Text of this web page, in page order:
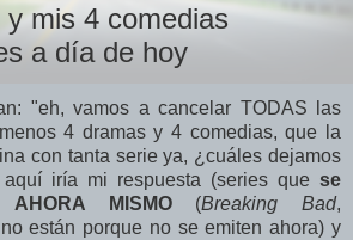
mis 4 comedias
a día de hoy
"eh, vamos a cancelar TODAS las
4 dramas y 4 comedias, que la
con tanta serie ya, ¿cuáles dejamos
iría mi respuesta (series que se
MISMO(Breaking Bad,
están porque no se emiten ahora) y